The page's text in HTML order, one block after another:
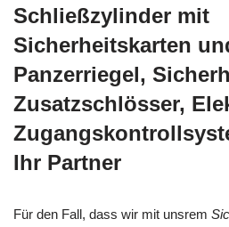
Schließzylinder mit
Sicherheitskarten
Panzerriegel,
Zusatzschlösser,
Ihr Partner
Für den Fall, dass wir mit unsrem